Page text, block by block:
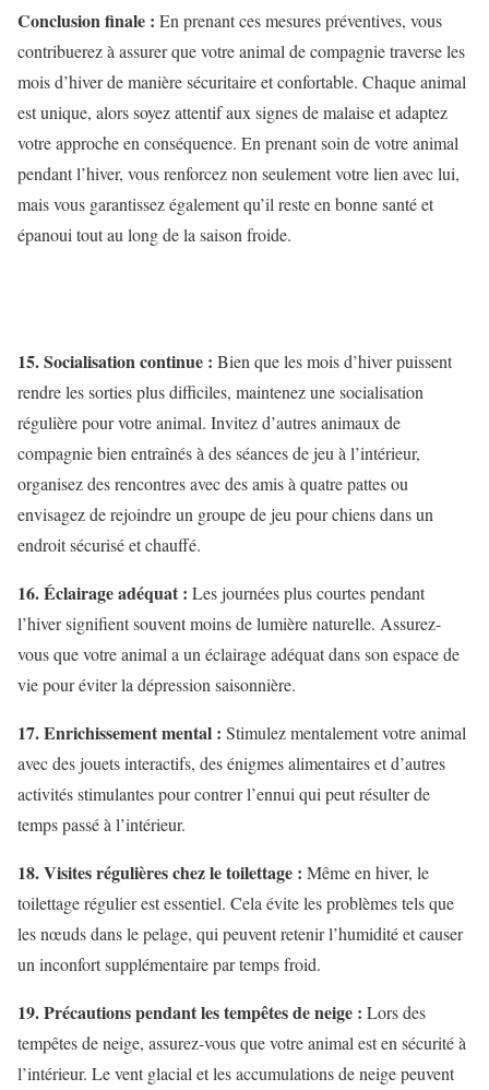
Conclusion finale : En prenant ces mesures préventives, vous
contribuerez à assurer que votre animal de compagnie traverse les
mois d’hiver de manière sécuritaire et confortable. Chaque animal
est unique, alors soyez attentif aux signes de malaise et adaptez
votre approche en conséquence. En prenant soin de votre animal
pendant l’hiver, vous renforcez non seulement votre lien avec lui,
mais vous garantissez également qu’il reste en bonne santé et
épanoui tout au long de la saison froide.
15. Socialisation continue : Bien que les mois d’hiver puissent
rendre les sorties plus difficiles, maintenez une socialisation
régulière pour votre animal. Invitez d’autres animaux de
compagnie bien entraînés à des séances de jeu à l’intérieur,
organisez des rencontres avec des amis à quatre pattes ou
envisagez de rejoindre un groupe de jeu pour chiens dans un
endroit sécurisé et chauffé.
16. Éclairage adéquat : Les journées plus courtes pendant
l’hiver signifient souvent moins de lumière naturelle. Assurez-
vous que votre animal a un éclairage adéquat dans son espace de
vie pour éviter la dépression saisonnière.
17. Enrichissement mental : Stimulez mentalement votre animal
avec des jouets interactifs, des énigmes alimentaires et d’autres
activités stimulantes pour contrer l’ennui qui peut résulter de
temps passé à l’intérieur.
18. Visites régulières chez le toilettage : Même en hiver, le
toilettage régulier est essentiel. Cela évite les problèmes tels que
les nœuds dans le pelage, qui peuvent retenir l’humidité et causer
un inconfort supplémentaire par temps froid.
19. Précautions pendant les tempêtes de neige : Lors des
tempêtes de neige, assurez-vous que votre animal est en sécurité à
l’intérieur. Le vent glacial et les accumulations de neige peuvent